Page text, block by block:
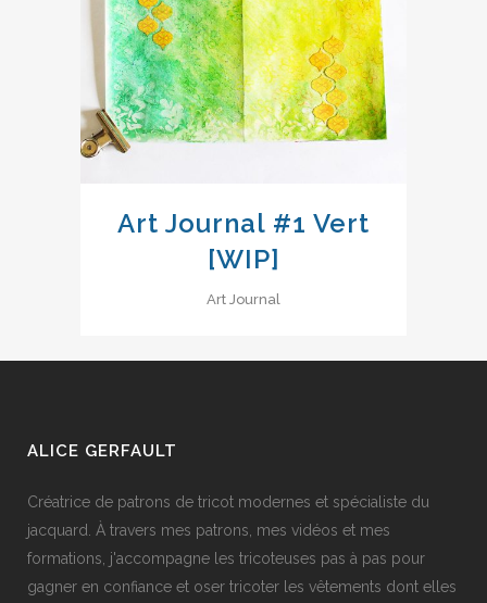
Art Journal #1 Vert
[WIP]
Art Journal
ALICE GERFAULT
Créatrice de patrons de tricot modernes et spécialiste du
jacquard. À travers mes patrons, mes vidéos et mes
formations, j'accompagne les tricoteuses pas à pas pour
gagner en confiance et oser tricoter les vêtements dont elles